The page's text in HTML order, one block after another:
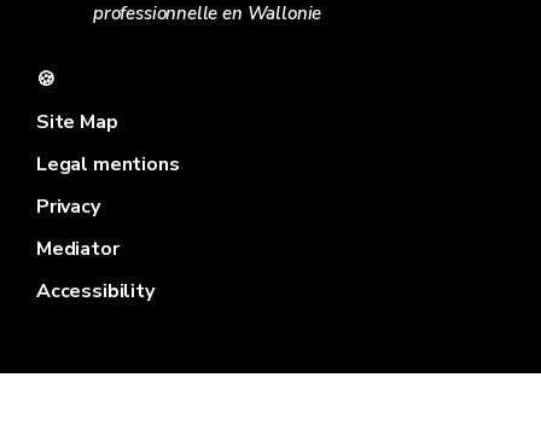
professionnelle en Wallonie
🍪
Site Map
Legal mentions
Privacy
Mediator
Accessibility